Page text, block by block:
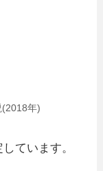
(2018年)
ています。